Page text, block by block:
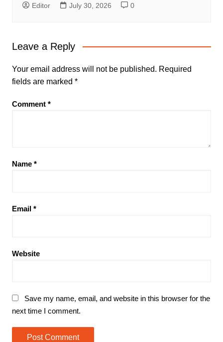
Editor July 30, 2026 0
Leave a Reply
Your email address will not be published. Required
fields are marked *
Comment *
Name *
Email *
Website
Save my name, email, and website in this browser for the
next time I comment.